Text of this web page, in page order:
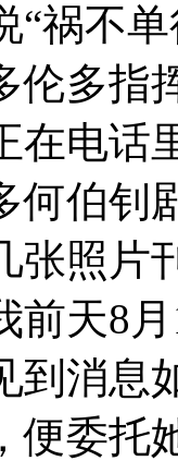
“祸不
伦多指
在电话
何伯钊
张照片
前天8
到消息
便委托